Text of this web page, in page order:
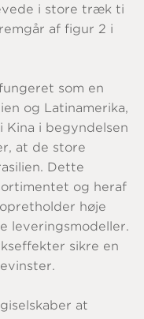
i store træk ti
af figur 2 i
som en
og Latinamerika,
Kina i begyndelsen
at de store
Dette
og heraf
høje
leveringsmodeller.
sikre en
at